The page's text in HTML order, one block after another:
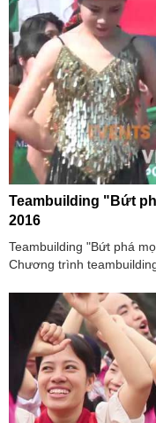
Teambuilding "Bứt
2016
Teambuilding "Bứt phá
Chương trình